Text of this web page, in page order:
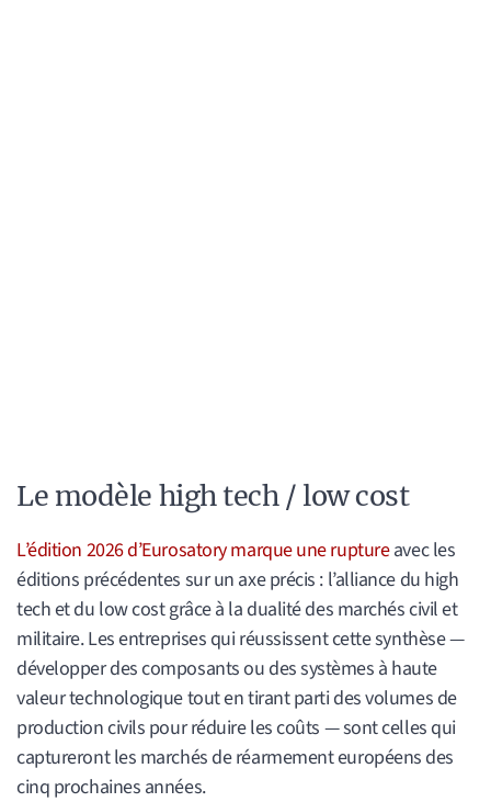
Le modèle high tech / low cost
L’édition 2026 d’Eurosatory marque une ruptureavec les
éditions précédentes sur un axe précis : l’alliance du high
tech et du low cost grâce à la dualité des marchés civil et
militaire. Les entreprises qui réussissent cette synthèse —
développer des composants ou des systèmes à haute
valeur technologique tout en tirant parti des volumes de
production civils pour réduire les coûts — sont celles qui
captureront les marchés de réarmement européens des
cinq prochaines années.